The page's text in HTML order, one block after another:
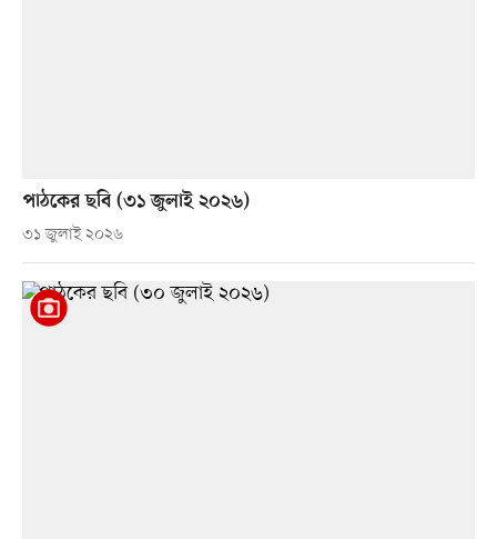
পাঠকের ছবি (৩১ জুলাই ২০২৬)
৩১ জুলাই ২০২৬